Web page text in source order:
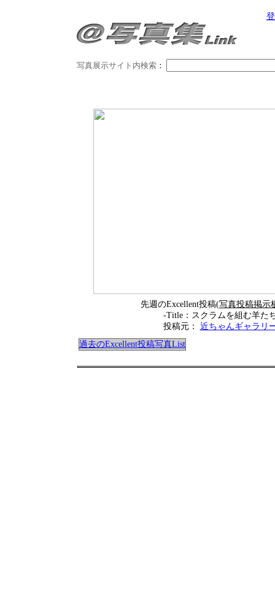
写真展示サイト内検索 ：
先週のExcellent投稿(写真投稿掲示
-Title：スクラムを組む羊た
投稿元： 近ちゃんギャラリ
過去のExcellent投稿写真List